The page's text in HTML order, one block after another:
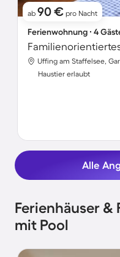
ab 90 € pro Nacht
Ferienwohnung ∙ 4
Haustier erlaubt
Alle
Ferienhäuser &
mit Pool